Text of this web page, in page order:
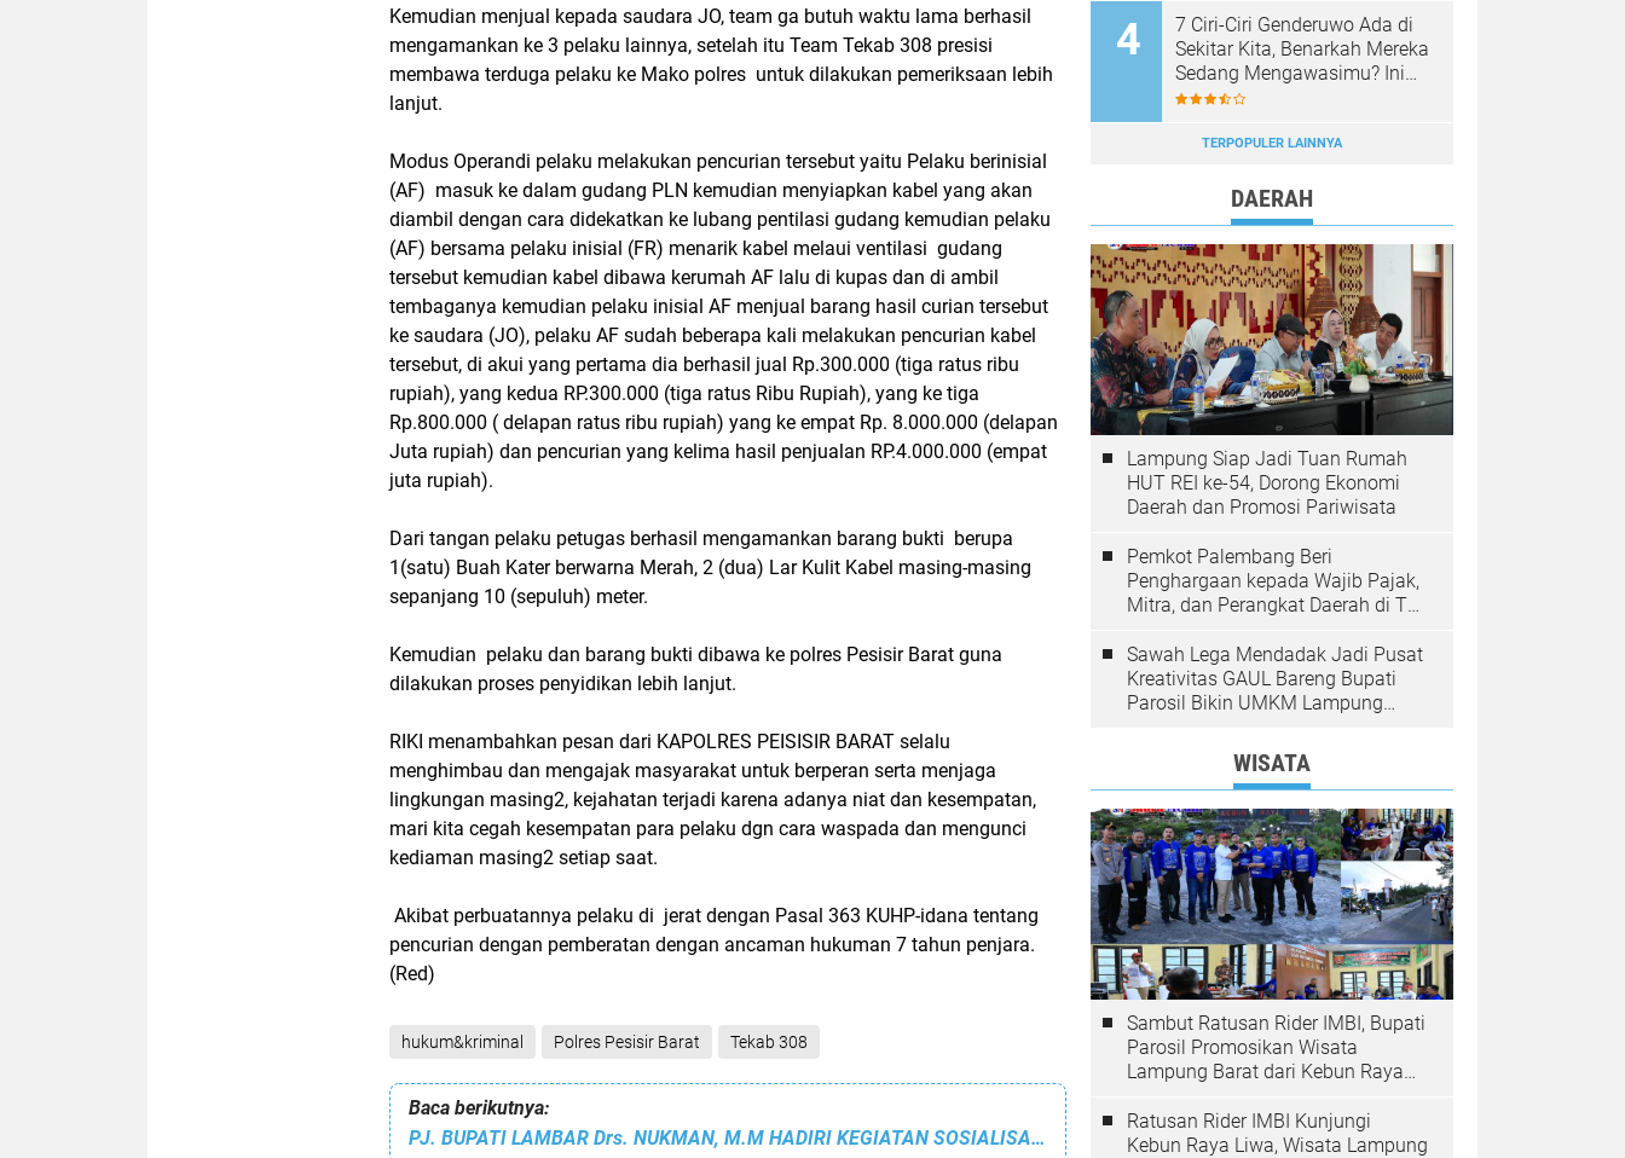
Kemudian menjual kepada saudara JO, team ga butuh waktu lama berhasil
mengamankan ke 3 pelaku lainnya, setelah itu Team Tekab 308 presisi
membawa terduga pelaku ke Mako polres untuk dilakukan pemeriksaan lebih
lanjut.
Modus Operandi pelaku melakukan pencurian tersebut yaitu Pelaku berinisial
(AF) masuk ke dalam gudang PLN kemudian menyiapkan kabel yang akan
diambil dengan cara didekatkan ke lubang pentilasi gudang kemudian pelaku
(AF) bersama pelaku inisial (FR) menarik kabel melaui ventilasi gudang
tersebut kemudian kabel dibawa kerumah AF lalu di kupas dan di ambil
tembaganya kemudian pelaku inisial AF menjual barang hasil curian tersebut
ke saudara (JO), pelaku AF sudah beberapa kali melakukan pencurian kabel
tersebut, di akui yang pertama dia berhasil jual Rp.300.000 (tiga ratus ribu
rupiah), yang kedua RP.300.000 (tiga ratus Ribu Rupiah), yang ke tiga
Rp.800.000 ( delapan ratus ribu rupiah) yang ke empat Rp. 8.000.000 (delapan
Juta rupiah) dan pencurian yang kelima hasil penjualan RP.4.000.000 (empat
juta rupiah).
Dari tangan pelaku petugas berhasil mengamankan barang bukti berupa
1(satu) Buah Kater berwarna Merah, 2 (dua) Lar Kulit Kabel masing-masing
sepanjang 10 (sepuluh) meter.
Kemudian pelaku dan barang bukti dibawa ke polres Pesisir Barat guna
dilakukan proses penyidikan lebih lanjut.
RIKI menambahkan pesan dari KAPOLRES PEISISIR BARAT selalu
menghimbau dan mengajak masyarakat untuk berperan serta menjaga
lingkungan masing2, kejahatan terjadi karena adanya niat dan kesempatan,
mari kita cegah kesempatan para pelaku dgn cara waspada dan mengunci
kediaman masing2 setiap saat.
Akibat perbuatannya pelaku di jerat dengan Pasal 363 KUHP-idana tentang
pencurian dengan pemberatan dengan ancaman hukuman 7 tahun penjara.
(Red)
hukum&kriminal Polres Pesisir Barat Tekab 308
Baca berikutnya:
PJ. BUPATI LAMBAR Drs. NUKMAN, M.M HADIRI KEGIATAN SOSIALISASI TENTANG DAERAH PEMILIHAN DAN ALOKASI KURSI ANGGOTA DEWAN
7 Ciri-Ciri Genderuwo Ada di
Sekitar Kita, Benarkah Mereka
Sedang Mengawasimu? Ini
Tanda-Tanda yang Sering
TERPOPULER LAINNYA
DAERAH
Lampung Siap Jadi Tuan Rumah
HUT REI ke-54, Dorong Ekonomi
Daerah dan Promosi Pariwisata
Pemkot Palembang Beri
Penghargaan kepada Wajib Pajak,
Mitra, dan Perangkat Daerah di The
Sawah Lega Mendadak Jadi Pusat
Kreativitas GAUL Bareng Bupati
Parosil Bikin UMKM Lampung
WISATA
Sambut Ratusan Rider IMBI, Bupati
Parosil Promosikan Wisata
Lampung Barat dari Kebun Raya
Ratusan Rider IMBI Kunjungi
Kebun Raya Liwa, Wisata Lampung